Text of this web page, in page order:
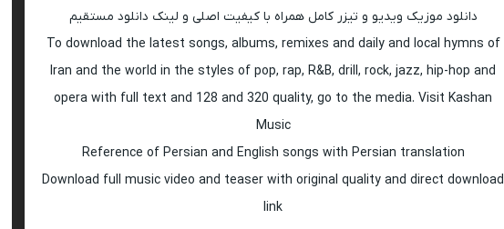
دانلود موزیک ویدیو و تیزر کامل همراه با کیفیت اصلی و لینک دانلود مستقیم
To download the latest songs, albums, remixes and daily and local hymns of
Iran and the world in the styles of pop, rap, R&B, drill, rock, jazz, hip-hop and
opera with full text and 128 and 320 quality, go to the media. Visit Kashan
Music
Reference of Persian and English songs with Persian translation
Download full music video and teaser with original quality and direct download
link